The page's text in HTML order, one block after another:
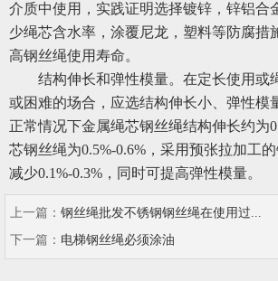
介质中使用，实践证明选择镀锌，锌铝合
少绳芯含水率，涂覆尼龙，塑料等防腐措
高钢丝绳使用寿命。
结构伸长和弹性模量。在定长使用或
或困难的场合，应选结构伸长小、弹性模
正常情况下金属绳芯钢丝绳结构伸长约为
芯钢丝绳为0.5%-0.6%，采用预张拉加工
减少0.1%-0.3%，同时可提高弹性模量。
上一篇： 钢丝绳批发不锈钢钢丝绳在使用过...
下一篇： 电梯钢丝绳必须涂油